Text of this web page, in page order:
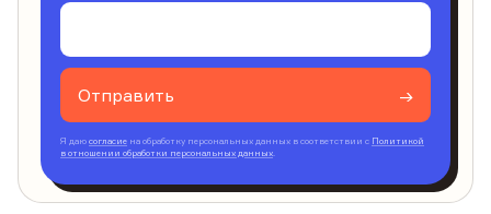
Отправить →
Я даю согласие на обработку персональных данных в соответствии с Политикой
в отношении обработки персональных данных